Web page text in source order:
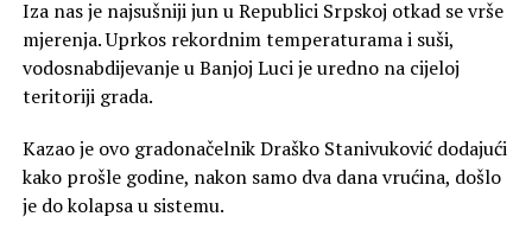
Iza nas je najsušniji jun u Republici Srpskoj otkad se vrše
mjerenja. Uprkos rekordnim temperaturama i suši,
vodosnabdijevanje u Banjoj Luci je uredno na cijeloj
teritoriji grada.
Kazao je ovo gradonačelnik Draško Stanivuković dodajući
kako prošle godine, nakon samo dva dana vrućina, došlo
je do kolapsa u sistemu.